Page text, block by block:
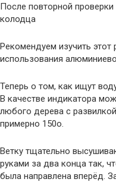
После повторной
колодца
Рекомендуем изучить этот
использования
Теперь о том, как ищут
В качестве индикатора
любого дерева с
примерно 150о.
Ветку тщательно
руками за два конца так,
была направлена вперёд.